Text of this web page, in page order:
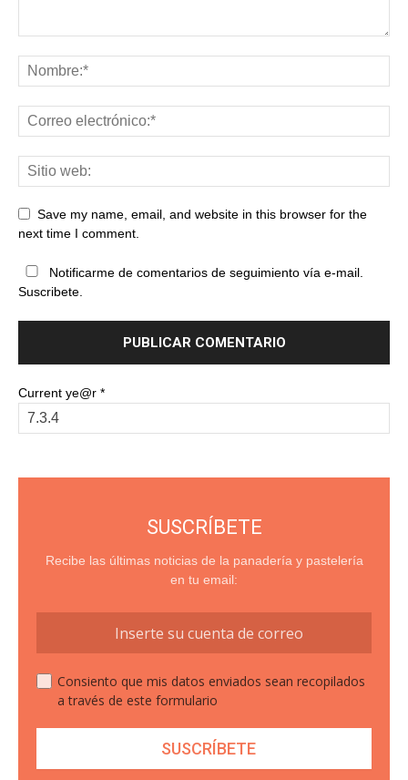
Save my name, email, and website in this browser for the
next time I comment.
Notificarme de comentarios de seguimiento vía e-mail.
Suscribete.
Current ye@r *
SUSCRÍBETE
Recibe las últimas noticias de la panadería y pastelería
en tu email:
Consiento que mis datos enviados sean recopilados
a través de este formulario